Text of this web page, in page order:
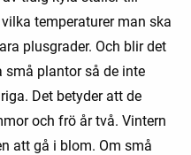
temperaturer man ska
plusgrader. Och blir det
plantor så de inte
Det betyder att de
och frö år två. Vintern
att gå i blom. Om små